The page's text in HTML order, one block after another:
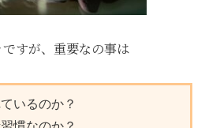
すが、重要なの事は
いるのか？